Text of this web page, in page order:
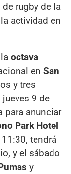
rugby de la
actividad en
octava
en San
y tres
9 de
para anunciar
Park Hotel
tendrá
y el sábado
y